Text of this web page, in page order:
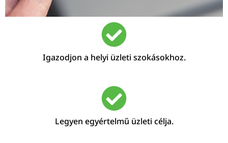
Igazodjon a helyi üzleti szokásokhoz.
Legyen egyértelmű üzleti célja.